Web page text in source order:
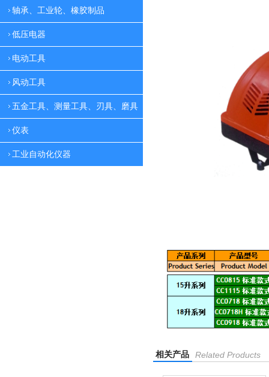
轴承、工业轮、橡胶制品
低压电器
电动工具
风动工具
五金工具、测量工具、刃具、磨具
仪表
工业自动化仪器
相关产品 Related Products